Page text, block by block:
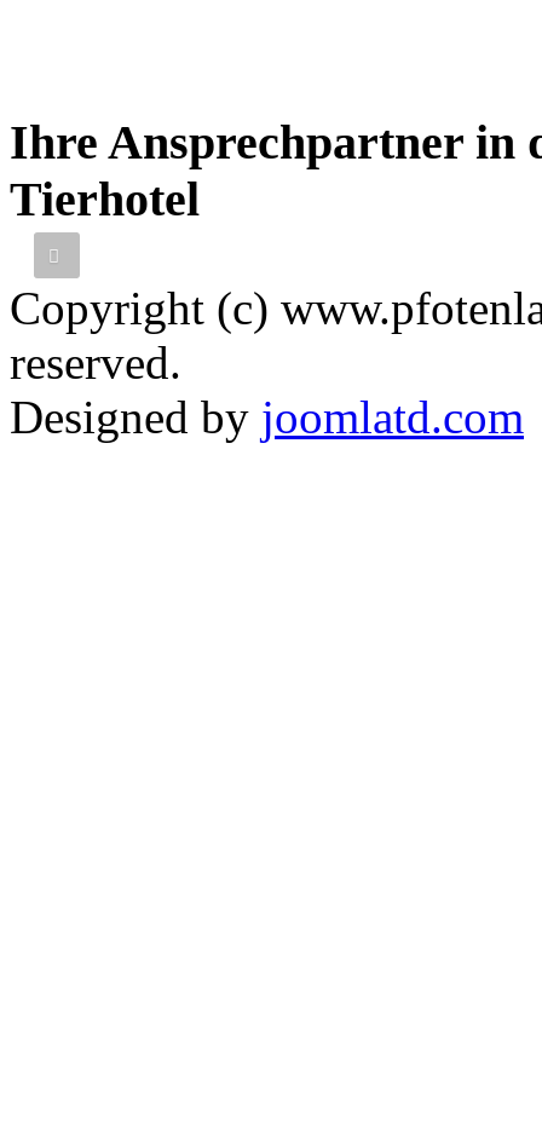
Ihre Ansprechpartner in
Tierhotel
Thomas
Tierarzt
Copyright (c)
reserved.
Designed by joomlatd.com